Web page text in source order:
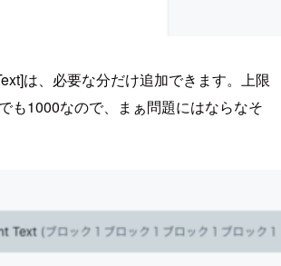
は、必要な分だけ追加できます。上限
も1000なので、まぁ問題にはならなそ